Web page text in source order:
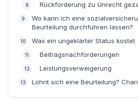
Rückforderung zu Unrecht
Wo kann ich eine
Beurteilung durchführen lassen?
Was ein ungeklärter Status kostet
Beitragsnachforderungen
Leistungsverweigerung
Lohnt sich eine Beurteilung?